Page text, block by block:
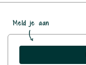
Meld je aan